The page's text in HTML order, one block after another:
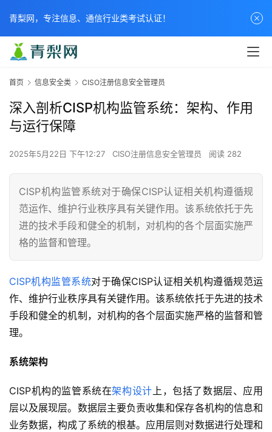
首页 信息安全类 CISO注册信息安全管理员
深入剖析CISP机构监管系统：架构、作用
与运行保障
2025年5月22日 下午12:27 CISO注册信息安全管理员 阅读 282
CISP机构监管系统对于确保CISP认证相关机构遵循规
范运作、维护行业秩序具有关键作用。该系统依托于先
进的技术手段和健全的机制，对机构的各个层面实施严
格的监督和管理。
CISP机构监管系统对于确保CISP认证相关机构遵循规范运
作、维护行业秩序具有关键作用。该系统依托于先进的技术
手段和健全的机制，对机构的各个层面实施严格的监督和管
理。
系统架构
CISP机构的监管系统在架构设计上，包括了数据层、应用
层以及展现层。数据层主要负责收集和保存各机构的信息和
业务数据，构成了系统的根基。应用层则对数据进行处理和
青梨网，专注信息、通信行业类考试认证！